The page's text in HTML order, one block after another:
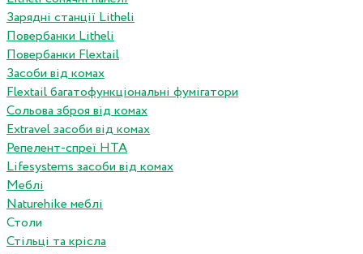
Зарядні станції Litheli
Повербанки Litheli
Повербанки Flextail
Засоби від комах
Flextail багатофункціональні фумігатори
Сольова зброя від комах
Extravel засоби від комах
Репелент-спреї HTA
Lifesystems засоби від комах
Меблі
Naturehike меблі
Столи
Стільці та крісла